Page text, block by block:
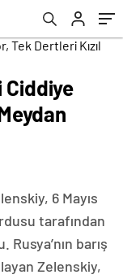
Ciddiye
6 Mayıs
tarafından
barış
Zelenskiy,